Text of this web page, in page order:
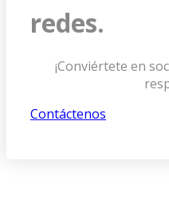
redes.
¡Conviértete en
Contáctenos